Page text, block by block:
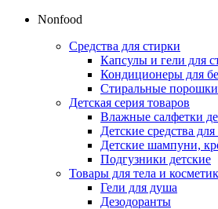
Nonfood
Средства для стирки
Капсулы и гели для
Кондиционеры для
Стиральные порошки
Детская серия товаров
Влажные салфетки
Детские средства
Детские шампуни,
Подгузники детские
Товары для тела и
Гели для душа
Дезодоранты